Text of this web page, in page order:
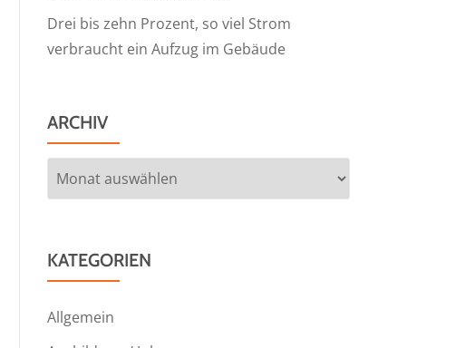
Drei bis zehn Prozent, so viel Strom
verbraucht ein Aufzug im Gebäude
ARCHIV
Archiv
KATEGORIEN
Allgemein